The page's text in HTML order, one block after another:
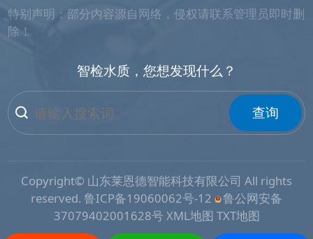
特别声明：部分内容源自网络，侵权请联系管理员即时删
除！
智检水质，您想发现什么？
查询
Copyright© 山东莱恩德智能科技有限公司 All rights
reserved.鲁ICP备19060062号-12
鲁公网安备
37079402001628号 XML地图 TXT地图